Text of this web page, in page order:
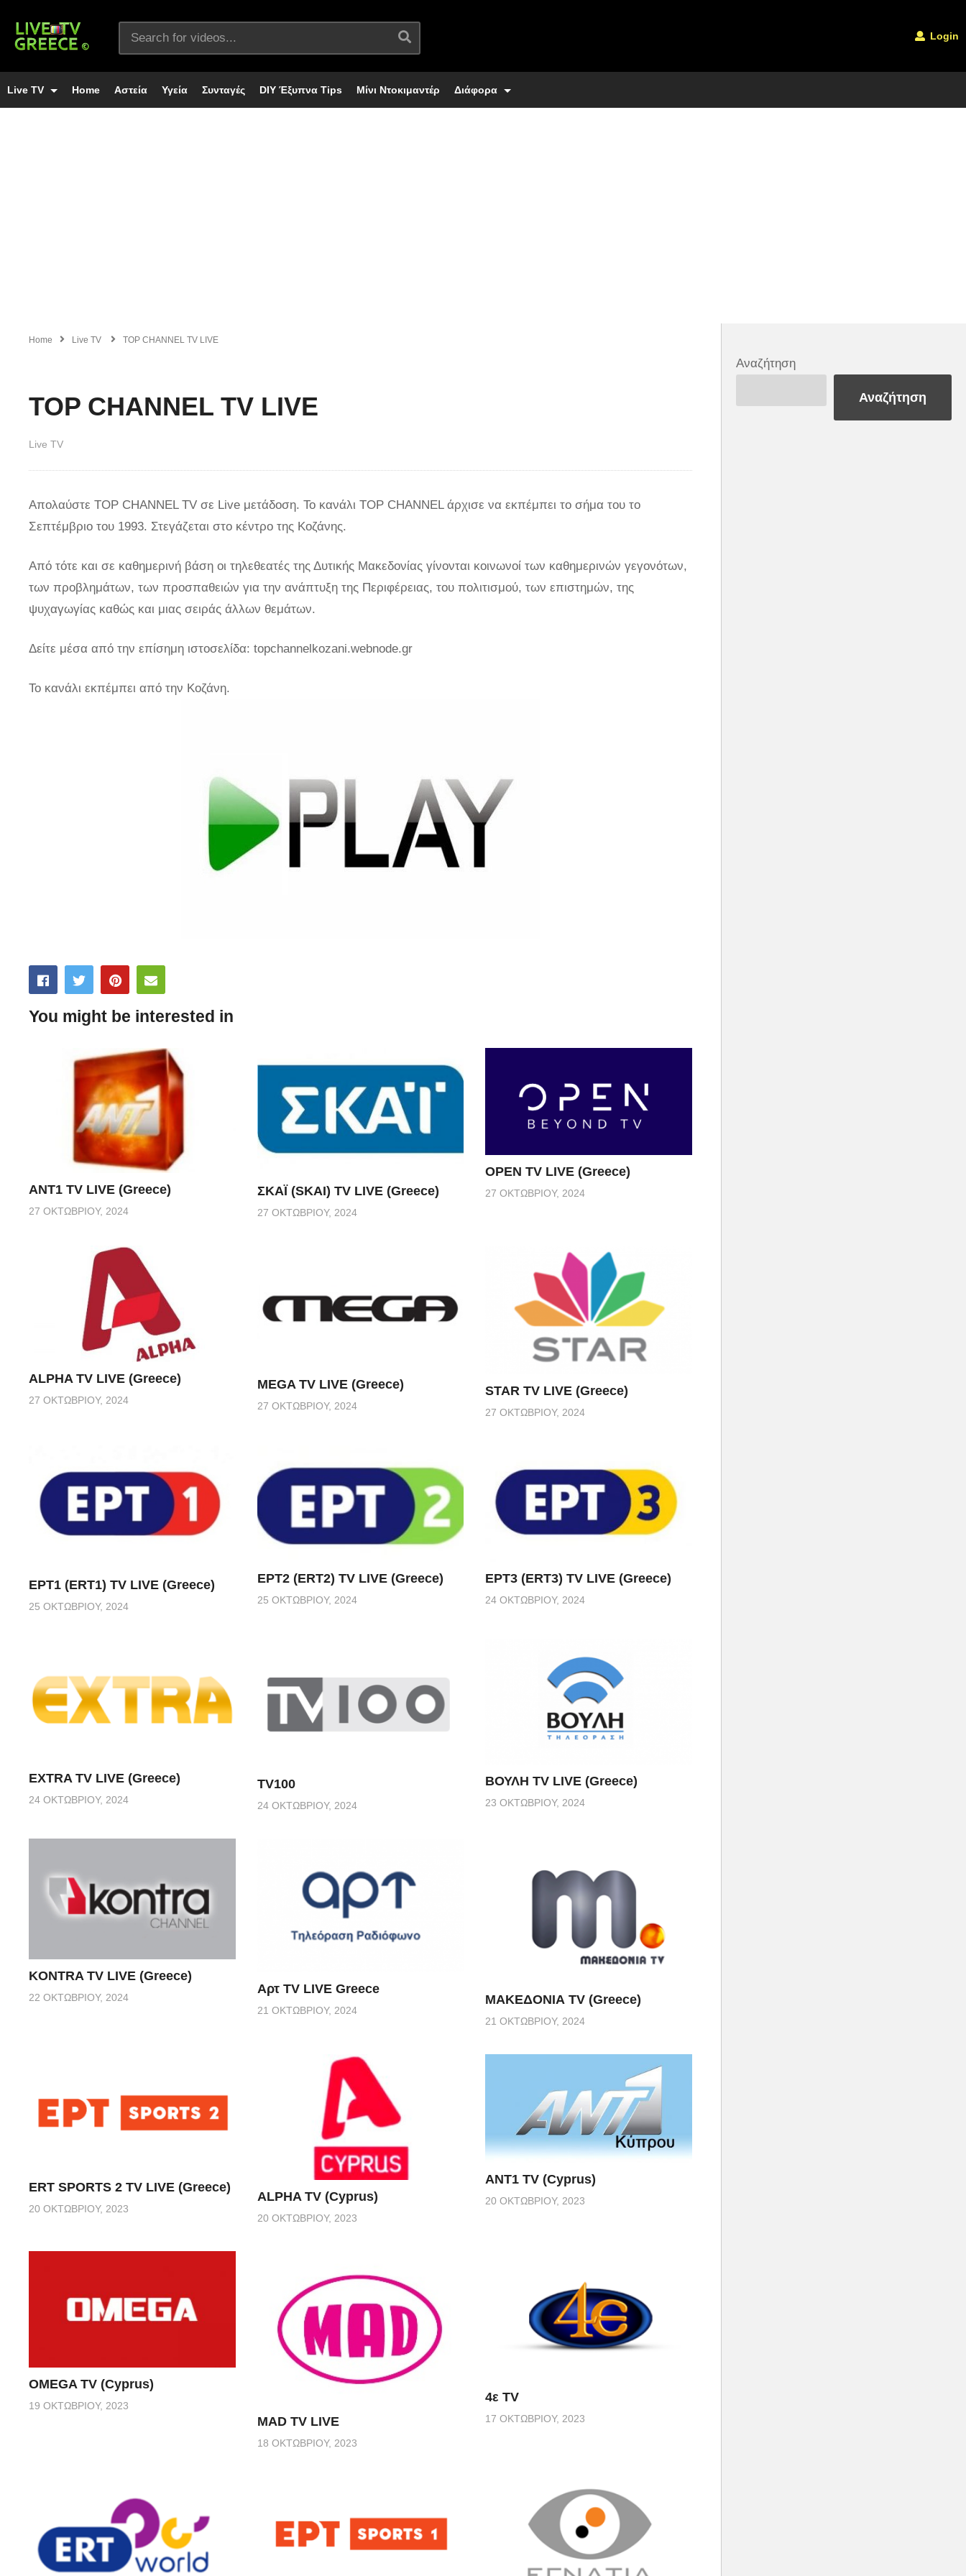
Login
Live TV Home Αστεία Υγεία Συνταγές DIY Έξυπνα Tips Μίνι Ντοκιμαντέρ Διάφορα
Home Live TV TOP CHANNEL TV LIVE
TOP CHANNEL TV LIVE
Live TV
Απολαύστε TOP CHANNEL TV σε Live μετάδοση. Το κανάλι TOP CHANNEL άρχισε να εκπέμπει το σήμα του το
Σεπτέμβριο του 1993. Στεγάζεται στο κέντρο της Κοζάνης.
Από τότε και σε καθημερινή βάση οι τηλεθεατές της Δυτικής Μακεδονίας γίνονται κοινωνοί των καθημερινών γεγονότων,
των προβλημάτων, των προσπαθειών για την ανάπτυξη της Περιφέρειας, του πολιτισμού, των επιστημών, της
ψυχαγωγίας καθώς και μιας σειράς άλλων θεμάτων.
Δείτε μέσα από την επίσημη ιστοσελίδα: topchannelkozani.webnode.gr
Το κανάλι εκπέμπει από την Κοζάνη.
You might be interested in
ANT1 TV LIVE (Greece)
27 ΟΚΤΩΒΡΊΟΥ, 2024
ΣΚΑΪ (SKAI) TV LIVE (Greece)
27 ΟΚΤΩΒΡΊΟΥ, 2024
OPEN TV LIVE (Greece)
27 ΟΚΤΩΒΡΊΟΥ, 2024
ALPHA TV LIVE (Greece)
27 ΟΚΤΩΒΡΊΟΥ, 2024
MEGA TV LIVE (Greece)
27 ΟΚΤΩΒΡΊΟΥ, 2024
STAR TV LIVE (Greece)
27 ΟΚΤΩΒΡΊΟΥ, 2024
ΕΡΤ1 (ERT1) TV LIVE (Greece)
25 ΟΚΤΩΒΡΊΟΥ, 2024
ΕΡΤ2 (ERT2) TV LIVE (Greece)
25 ΟΚΤΩΒΡΊΟΥ, 2024
ΕΡΤ3 (ERT3) TV LIVE (Greece)
24 ΟΚΤΩΒΡΊΟΥ, 2024
EXTRA TV LIVE (Greece)
24 ΟΚΤΩΒΡΊΟΥ, 2024
TV100
24 ΟΚΤΩΒΡΊΟΥ, 2024
ΒΟΥΛΗ TV LIVE (Greece)
23 ΟΚΤΩΒΡΊΟΥ, 2024
KONTRA TV LIVE (Greece)
22 ΟΚΤΩΒΡΊΟΥ, 2024
Αρτ TV LIVE Greece
21 ΟΚΤΩΒΡΊΟΥ, 2024
ΜΑΚΕΔΟΝΙΑ TV (Greece)
21 ΟΚΤΩΒΡΊΟΥ, 2024
ERT SPORTS 2 TV LIVE (Greece)
20 ΟΚΤΩΒΡΊΟΥ, 2023
ALPHA TV (Cyprus)
20 ΟΚΤΩΒΡΊΟΥ, 2023
ANT1 TV (Cyprus)
20 ΟΚΤΩΒΡΊΟΥ, 2023
OMEGA TV (Cyprus)
19 ΟΚΤΩΒΡΊΟΥ, 2023
MAD TV LIVE
18 ΟΚΤΩΒΡΊΟΥ, 2023
4ε TV
17 ΟΚΤΩΒΡΊΟΥ, 2023
Αναζήτηση
Αναζήτηση